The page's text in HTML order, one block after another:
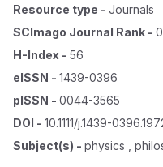
Resource type - Journals
SCImago Journal Rank -
H-Index - 56
eISSN - 1439-0396
pISSN - 0044-3565
DOI - 10.1111/j.1439-
Subject(s) - physics ,